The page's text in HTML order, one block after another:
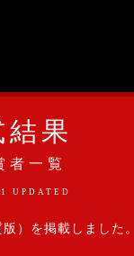
結果
者一覧
UPDATED
）を掲載しました。